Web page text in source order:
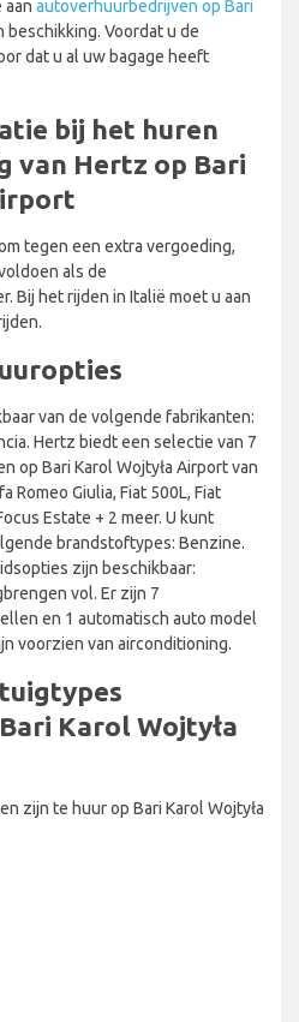
aan autoverhuurbedrijven op Bari
beschikking. Voordat u de
dat u al uw bagage heeft
bij het huren
van Hertz op Bari
tegen een extra vergoeding,
als de
Bij het rijden in Italië moet u aan
van de volgende fabrikanten:
Hertz biedt een selectie van 7
op Bari Karol Wojtyła Airport van
Romeo Giulia, Fiat 500L, Fiat
Estate + 2 meer. U kunt
brandstoftypes: Benzine.
zijn beschikbaar:
vol. Er zijn 7
en 1 automatisch auto model
voorzien van airconditioning.
Karol Wojtyła
zijn te huur op Bari Karol Wojtyła